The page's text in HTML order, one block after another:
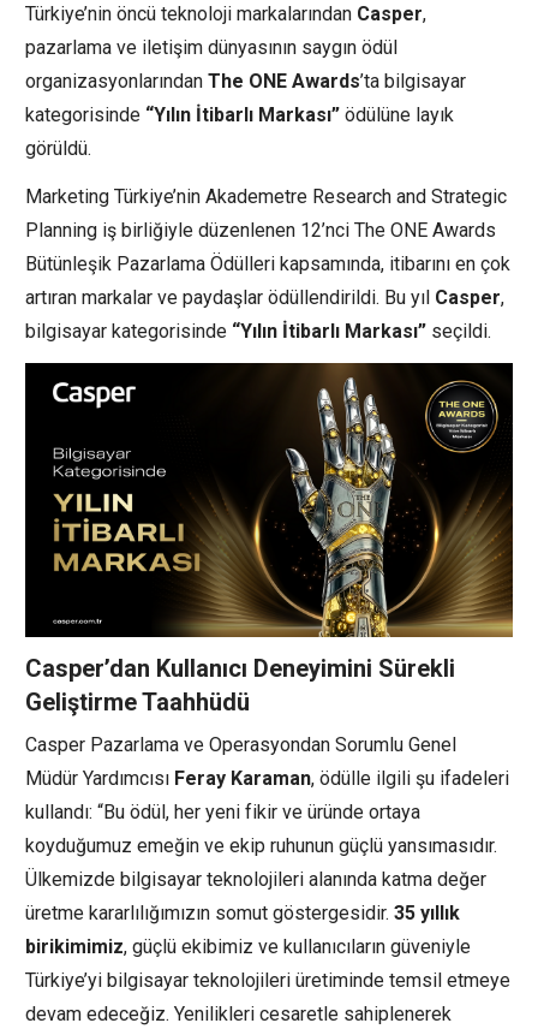
Türkiye’nin öncü teknoloji markalarından Casper,
pazarlama ve iletişim dünyasının saygın ödül
organizasyonlarından The ONE Awards’ta bilgisayar
kategorisinde “Yılın İtibarlı Markası” ödülüne layık
görüldü.
Marketing Türkiye’nin Akademetre Research and Strategic
Planning iş birliğiyle düzenlenen 12’nci The ONE Awards
Bütünleşik Pazarlama Ödülleri kapsamında, itibarını en çok
artıran markalar ve paydaşlar ödüllendirildi. Bu yıl Casper,
bilgisayar kategorisinde “Yılın İtibarlı Markası” seçildi.
Casper’dan Kullanıcı Deneyimini Sürekli
Geliştirme Taahhüdü
Casper Pazarlama ve Operasyondan Sorumlu Genel
Müdür Yardımcısı Feray Karaman, ödülle ilgili şu ifadeleri
kullandı: “Bu ödül, her yeni fikir ve üründe ortaya
koyduğumuz emeğin ve ekip ruhunun güçlü yansımasıdır.
Ülkemizde bilgisayar teknolojileri alanında katma değer
üretme kararlılığımızın somut göstergesidir. 35 yıllık
birikimimiz, güçlü ekibimiz ve kullanıcıların güveniyle
Türkiye’yi bilgisayar teknolojileri üretiminde temsil etmeye
devam edeceğiz. Yenilikleri cesaretle sahiplenerek